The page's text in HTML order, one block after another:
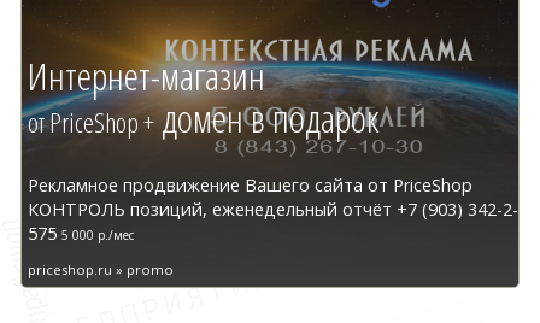
Интернет-магазин
от PriceShop +домен в подарок
Рекламное продвижение Вашего сайта от PriceShop
КОНТРОЛЬ позиций, еженедельный отчёт +7 (903) 342-2-
575 5 000 р./мес
priceshop.ru » promo